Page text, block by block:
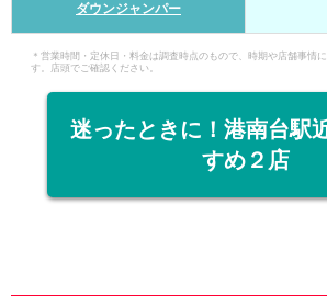
ダウンジャンパー
＊営業時間・定休日・料金は調査時点のもので、時期や店舗事情
す。店頭でご確認ください。
迷ったときに！港南台駅
すめ２店